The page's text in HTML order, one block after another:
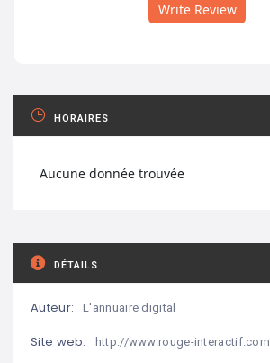
Write Review
HORAIRES
Aucune donnée trouvée
DÉTAILS
Auteur: L'annuaire digital
Site web: http://www.rouge-interactif.com